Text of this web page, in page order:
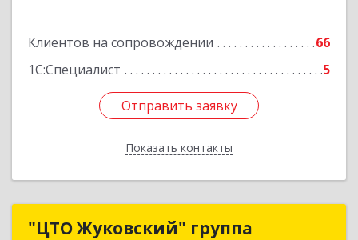
Клиентов на сопровождении
66
1С:Специалист
5
Отправить заявку
Показать контакты
Отправить заявку
Назад
"ЦТО Жуковский" группа
"ЦТО Жуковский" группа